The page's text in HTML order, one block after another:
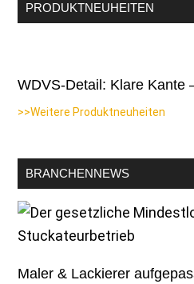
PRODUKTNEUHEITEN
WDVS-Detail: Klare Kante
>>Weitere Produktneuheiten
BRANCHENNEWS
Maler & Lackierer